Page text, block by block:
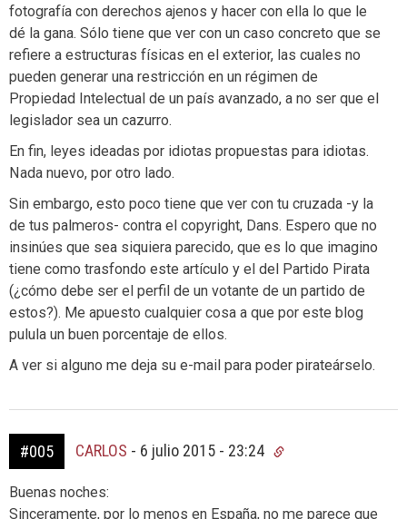
fotografía con derechos ajenos y hacer con ella lo que le
dé la gana. Sólo tiene que ver con un caso concreto que se
refiere a estructuras físicas en el exterior, las cuales no
pueden generar una restricción en un régimen de
Propiedad Intelectual de un país avanzado, a no ser que el
legislador sea un cazurro.
En fin, leyes ideadas por idiotas propuestas para idiotas.
Nada nuevo, por otro lado.
Sin embargo, esto poco tiene que ver con tu cruzada -y la
de tus palmeros- contra el copyright, Dans. Espero que no
insinúes que sea siquiera parecido, que es lo que imagino
tiene como trasfondo este artículo y el del Partido Pirata
(¿cómo debe ser el perfil de un votante de un partido de
estos?). Me apuesto cualquier cosa a que por este blog
pulula un buen porcentaje de ellos.
A ver si alguno me deja su e-mail para poder pirateárselo.
#005 CARLOS - 6 julio 2015 - 23:24
Buenas noches:
Sinceramente, por lo menos en España, no me parece que